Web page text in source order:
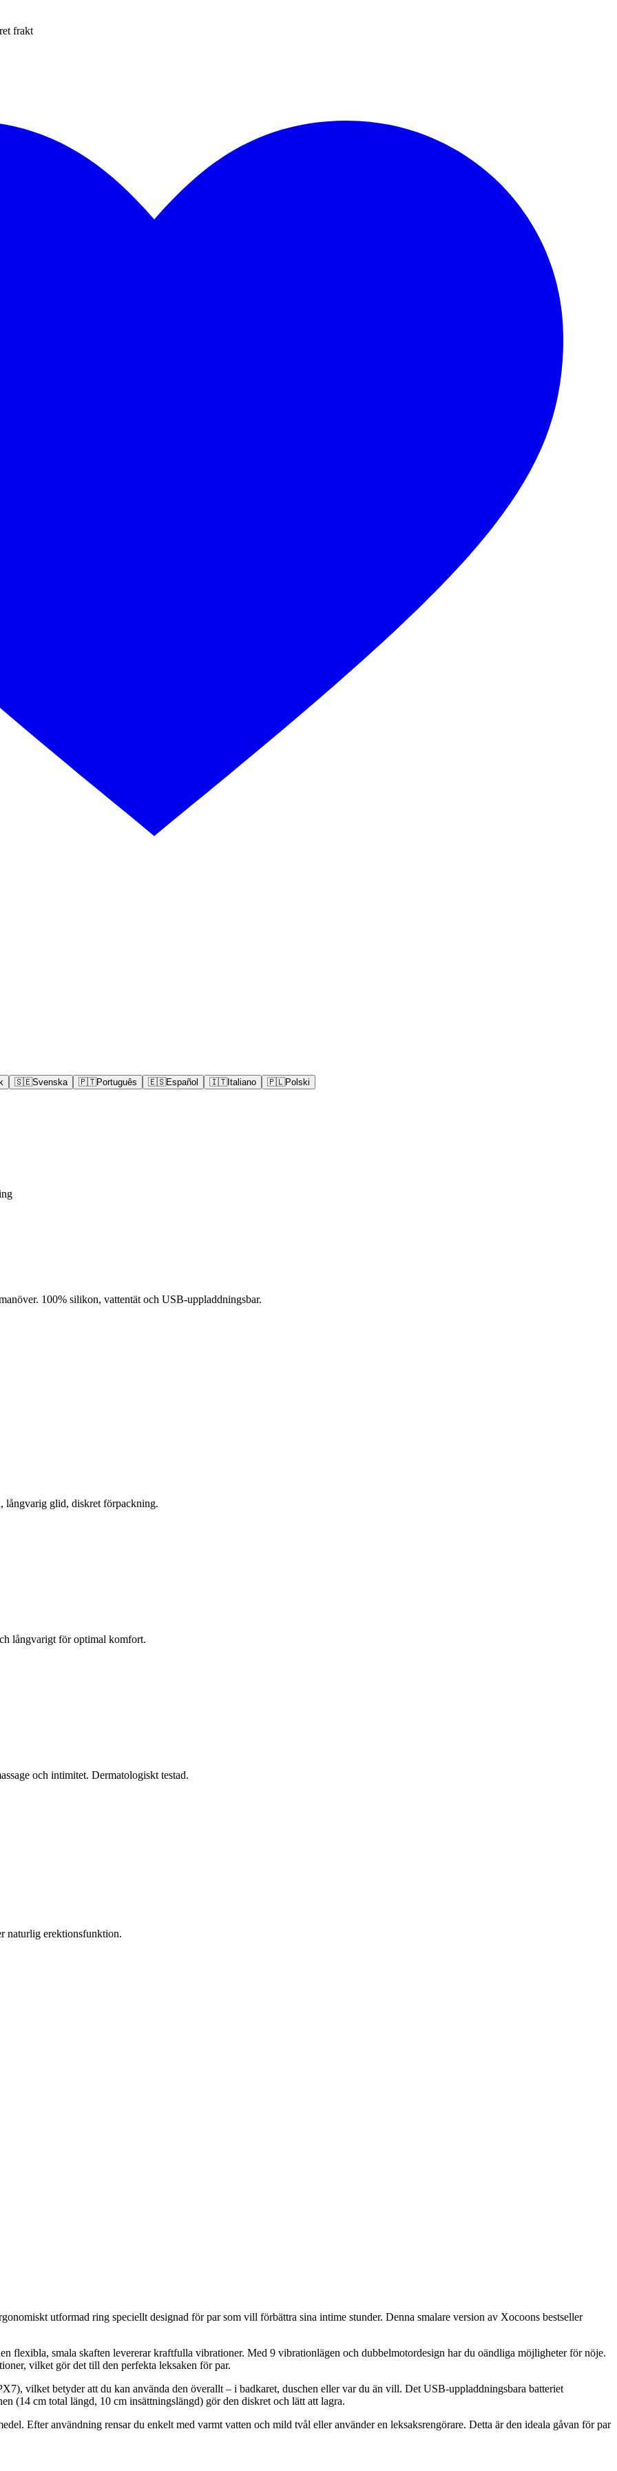
frakt
🇸🇪Svenska 🇵🇹Português 🇪🇸Español 🇮🇹Italiano 🇵🇱Polski
100% silikon, vattentät och USB-uppladdningsbar.
långvarig glid, diskret förpackning.
långvarigt för optimal komfort.
och intimitet. Dermatologiskt testad.
naturlig erektionsfunktion.
utformad ring speciellt designad för par som vill förbättra sina intime stunder. Denna smalare version av Xocoons bestseller
flexibla, smala skaften levererar kraftfulla vibrationer. Med 9 vibrationlägen och dubbelmotordesign har du oändliga möjligheter för nöje.
vilket gör det till den perfekta leksaken för par.
vilket betyder att du kan använda den överallt – i badkaret, duschen eller var du än vill. Det USB-uppladdningsbara batteriet
(14 cm total längd, 10 cm insättningslängd) gör den diskret och lätt att lagra.
Efter användning rensar du enkelt med varmt vatten och mild tvål eller använder en leksaksrengörare. Detta är den ideala gåvan för par